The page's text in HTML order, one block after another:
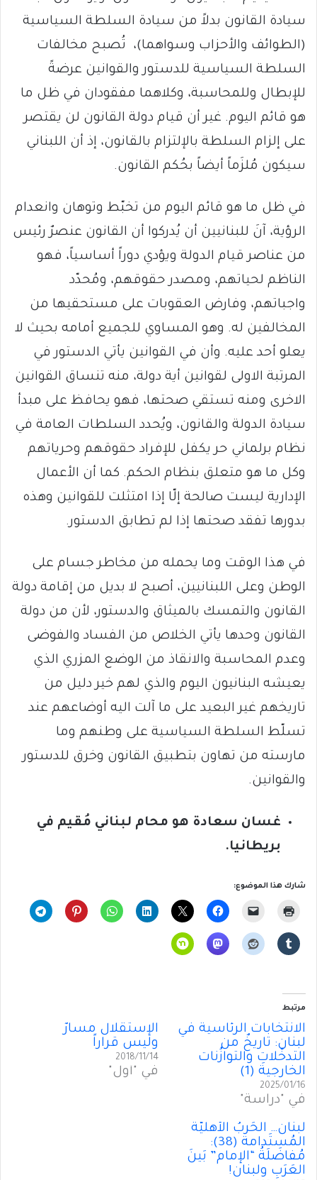
سيادة القانون بدلاً من سيادة السلطة السياسية
(الطوائف والأحزاب وسواهما)، تُصبح مخالفات
السلطة السياسية للدستور والقوانين عرضةً
للإبطال وللمحاسبة، وكلاهما مفقودان في ظل ما
هو قائم اليوم. غير أن قيام دولة القانون لن يقتصر
على إلزام السلطة بالإلتزام بالقانون، إذ أن اللبناني
سيكون مُلزَماً أيضاً بحُكم القانون.
في ظل ما هو قائم اليوم من تخبّط وتوهان وانعدام
الرؤية، آنَ للبنانيين أن يُدركوا أن القانون عنصرٌ رئيس
من عناصر قيام الدولة ويؤدي دوراً أساسياً، فهو
الناظم لحياتهم، ومصدر حقوقهم، ومُحدّد
واجباتهم، وفارض العقوبات على مستحقيها من
المخالفين له. وهو المساوي للجميع أمامه بحيث لا
يعلو أحد عليه. وأن في القوانين يأتي الدستور في
المرتبة الاولى لقوانين أية دولة، منه تنساق القوانين
الاخرى ومنه تستقي صحتها، فهو يحافظ على مبدأ
سيادة الدولة والقانون، ويُحدد السلطات العامة في
نظام برلماني حر يكفل للإفراد حقوقهم وحرياتهم
وكل ما هو متعلق بنظام الحكم. كما أن الأعمال
الإدارية ليست صالحة إلّا إذا امتثلت للقوانين وهذه
بدورها تفقد صحتها إذا لم تطابق الدستور.
في هذا الوقت وما يحمله من مخاطر جسام على
الوطن وعلى اللبنانيين، أصبح لا بديل من إقامة دولة
القانون والتمسك بالميثاق والدستور، لأن من دولة
القانون وحدها يأتي الخلاص من الفساد والفوضى
وعدم المحاسبة والانقاذ من الوضع المزري الذي
يعيشه البنانيون اليوم والذي لهم خير دليل من
تاريخهم غير البعيد على ما آلت اليه أوضاعهم عند
تسلّط السلطة السياسية على وطنهم وما
مارسته من تهاون بتطبيق القانون وخرق للدستور
والقوانين.
غسان سعادة هو محام لبناني مُقيم في
بريطانيا.
شارك هذا الموضوع:
مرتبط
الانتخاباتُ الرئاسية في
لبنان: تاريخٌ من
التدخّلاتِ والتوازُنات
الخارجية (1)
2025/01/16
في "دراسة"
الإستقلال مسارٌ
وليس قراراً
2018/11/14
في "أول"
لبنان… الحَربُ الأهليَّة
المُستَدامة (38):
مُفاضَلَةُ “الإمام” بَينَ
العَرَبِ ولبنان!